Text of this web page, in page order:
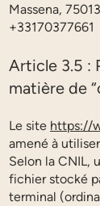
Massena,
+33170377661
Article 3.5 :
matière de
Le site https://
amené à
Selon la CNIL,
fichier stocké
terminal